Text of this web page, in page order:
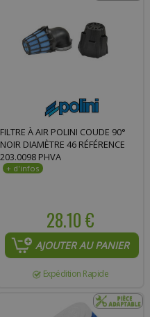
FILTRE À AIR POLINI COUDE 90°
NOIR DIAMÈTRE 46 RÉFÉRENCE
203.0098 PHVA
28.10 €
AJOUTER AU PANIER
Expédition Rapide